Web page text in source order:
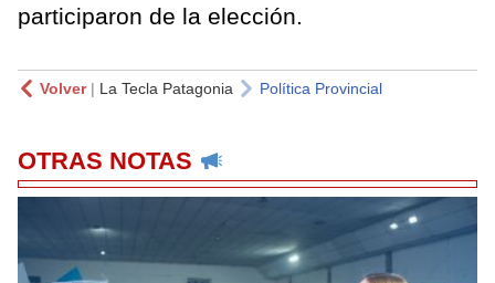
participaron de la elección.
Volver| La Tecla Patagonia Política Provincial
OTRAS NOTAS